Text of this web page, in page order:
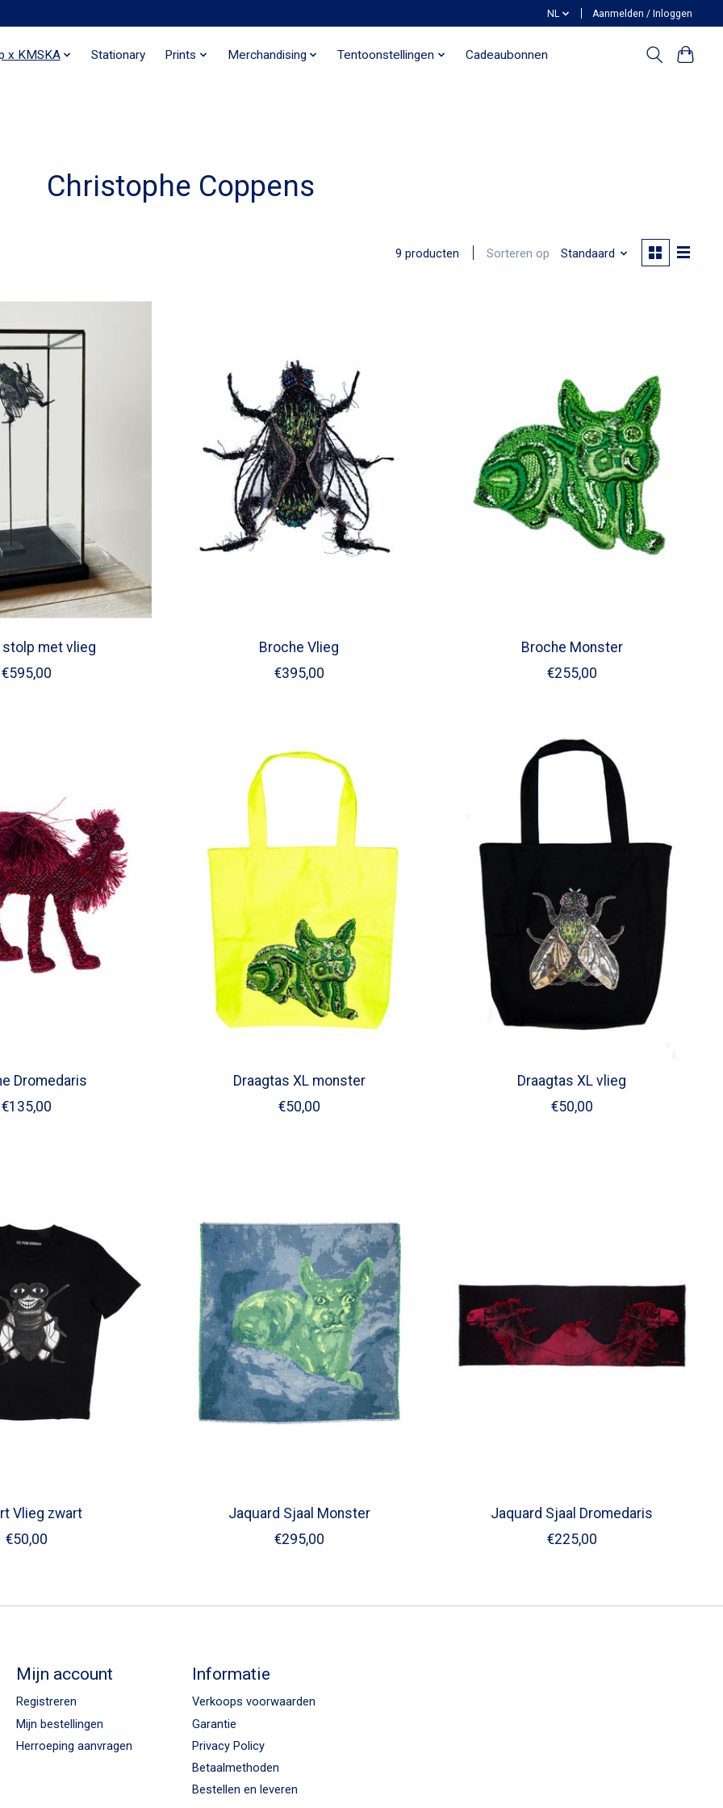
NL Aanmelden / Inloggen
x KMSKA Stationary Prints Merchandising Tentoonstellingen Cadeaubonnen
Christophe Coppens
9 producten Sorteren op Standaard
stolp met vlieg
€595,00
Broche Vlieg
€395,00
Broche Monster
€255,00
Dromedaris
€135,00
Draagtas XL monster
€50,00
Draagtas XL vlieg
€50,00
Vlieg zwart
€50,00
Jaquard Sjaal Monster
€295,00
Jaquard Sjaal Dromedaris
€225,00
Mijn account
Registreren
Mijn bestellingen
Herroeping aanvragen
Informatie
Verkoops voorwaarden
Garantie
Privacy Policy
Betaalmethoden
Bestellen en leveren